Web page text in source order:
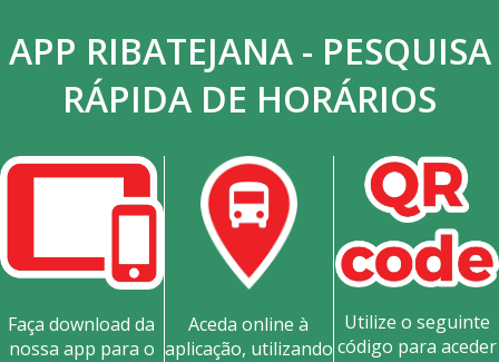
APP RIBATEJANA - PESQUISA
RÁPIDA DE HORÁRIOS
Faça download da
nossa app para o
Aceda online à
aplicação, utilizando
Utilize o seguinte
código para aceder